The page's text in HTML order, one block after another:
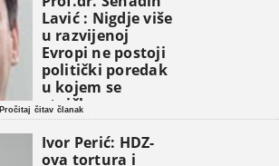
Lavić : Nigdje više
u razvijenoj
Evropi ne postoji
politički poredak
u kojem se
etničke grupe
pojavljuju kao
osnovne
političke jedinice
Pročitaj čitav članak
Ivor Perić: HDZ-
ova tortura i